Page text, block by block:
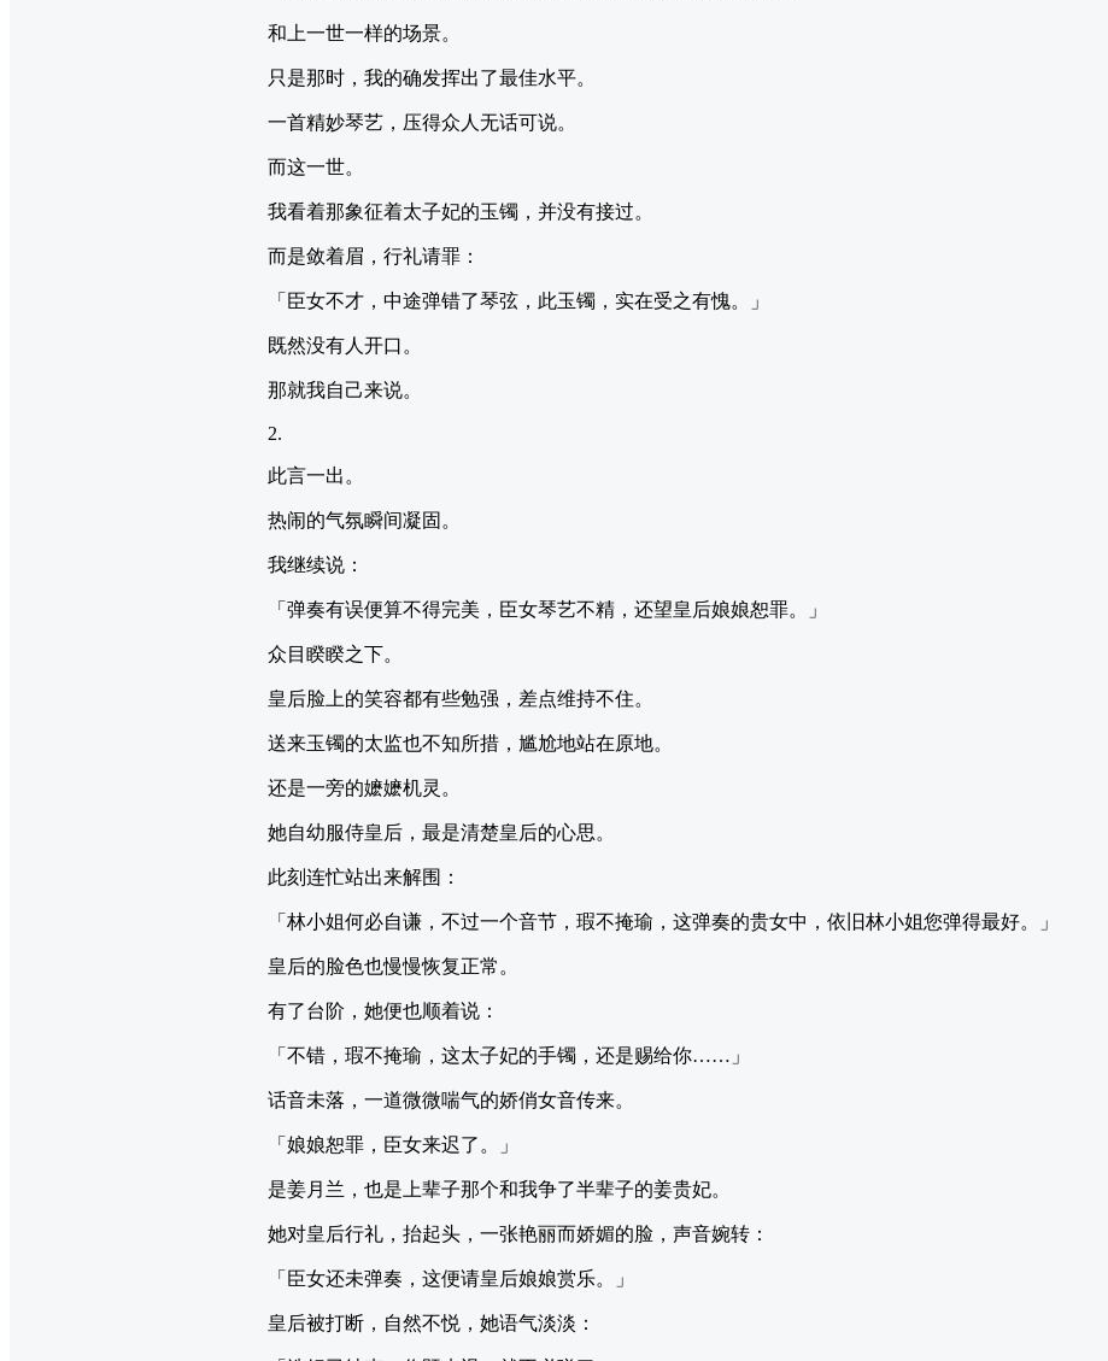
和上一世一样的场景。
只是那时，我的确发挥出了最佳水平。
一首精妙琴艺，压得众人无话可说。
而这一世。
我看着那象征着太子妃的玉镯，并没有接过。
而是敛着眉，行礼请罪：
「臣女不才，中途弹错了琴弦，此玉镯，实在受之有愧。」
既然没有人开口。
那就我自己来说。
2.
此言一出。
热闹的气氛瞬间凝固。
我继续说：
「弹奏有误便算不得完美，臣女琴艺不精，还望皇后娘娘恕罪。」
众目睽睽之下。
皇后脸上的笑容都有些勉强，差点维持不住。
送来玉镯的太监也不知所措，尴尬地站在原地。
还是一旁的嬷嬷机灵。
她自幼服侍皇后，最是清楚皇后的心思。
此刻连忙站出来解围：
「林小姐何必自谦，不过一个音节，瑕不掩瑜，这弹奏的贵女中，依旧林小姐您弹得最好。」
皇后的脸色也慢慢恢复正常。
有了台阶，她便也顺着说：
「不错，瑕不掩瑜，这太子妃的手镯，还是赐给你……」
话音未落，一道微微喘气的娇俏女音传来。
「娘娘恕罪，臣女来迟了。」
是姜月兰，也是上辈子那个和我争了半辈子的姜贵妃。
她对皇后行礼，抬起头，一张艳丽而娇媚的脸，声音婉转：
「臣女还未弹奏，这便请皇后娘娘赏乐。」
皇后被打断，自然不悦，她语气淡淡：